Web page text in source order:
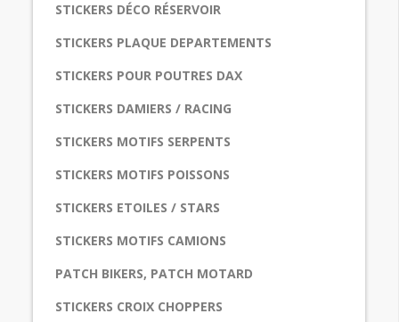
STICKERS DÉCO RÉSERVOIR
STICKERS PLAQUE DEPARTEMENTS
STICKERS POUR POUTRES DAX
STICKERS DAMIERS / RACING
STICKERS MOTIFS SERPENTS
STICKERS MOTIFS POISSONS
STICKERS ETOILES / STARS
STICKERS MOTIFS CAMIONS
PATCH BIKERS, PATCH MOTARD
STICKERS CROIX CHOPPERS